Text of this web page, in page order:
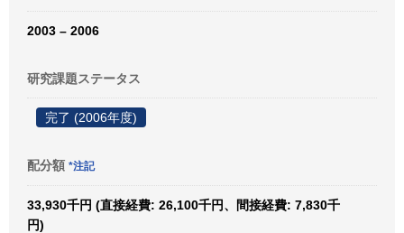
2003 – 2006
研究課題ステータス
完了 (2006年度)
配分額 *注記
33,930千円 (直接経費: 26,100千円、間接経費: 7,830千
円)